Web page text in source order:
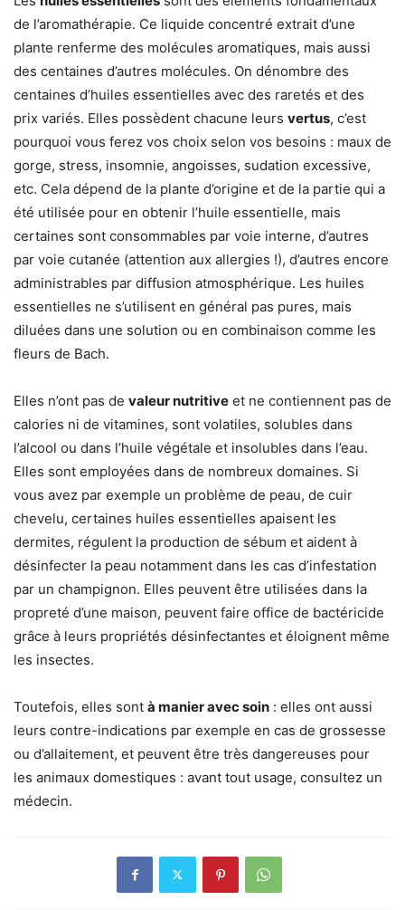
de l’aromathérapie. Ce liquide concentré extrait d’une
plante renferme des molécules aromatiques, mais aussi
des centaines d’autres molécules. On dénombre des
centaines d’huiles essentielles avec des raretés et des
prix variés. Elles possèdent chacune leurs vertus, c’est
pourquoi vous ferez vos choix selon vos besoins : maux de
gorge, stress, insomnie, angoisses, sudation excessive,
etc. Cela dépend de la plante d’origine et de la partie qui a
été utilisée pour en obtenir l’huile essentielle, mais
certaines sont consommables par voie interne, d’autres
par voie cutanée (attention aux allergies !), d’autres encore
administrables par diffusion atmosphérique. Les huiles
essentielles ne s’utilisent en général pas pures, mais
diluées dans une solution ou en combinaison comme les
fleurs de Bach.
Elles n’ont pas de valeur nutritive et ne contiennent pas de
calories ni de vitamines, sont volatiles, solubles dans
l’alcool ou dans l’huile végétale et insolubles dans l’eau.
Elles sont employées dans de nombreux domaines. Si
vous avez par exemple un problème de peau, de cuir
chevelu, certaines huiles essentielles apaisent les
dermites, régulent la production de sébum et aident à
désinfecter la peau notamment dans les cas d’infestation
par un champignon. Elles peuvent être utilisées dans la
propreté d’une maison, peuvent faire office de bactéricide
grâce à leurs propriétés désinfectantes et éloignent même
les insectes.
Toutefois, elles sont à manier avec soin : elles ont aussi
leurs contre-indications par exemple en cas de grossesse
ou d’allaitement, et peuvent être très dangereuses pour
les animaux domestiques : avant tout usage, consultez un
médecin.